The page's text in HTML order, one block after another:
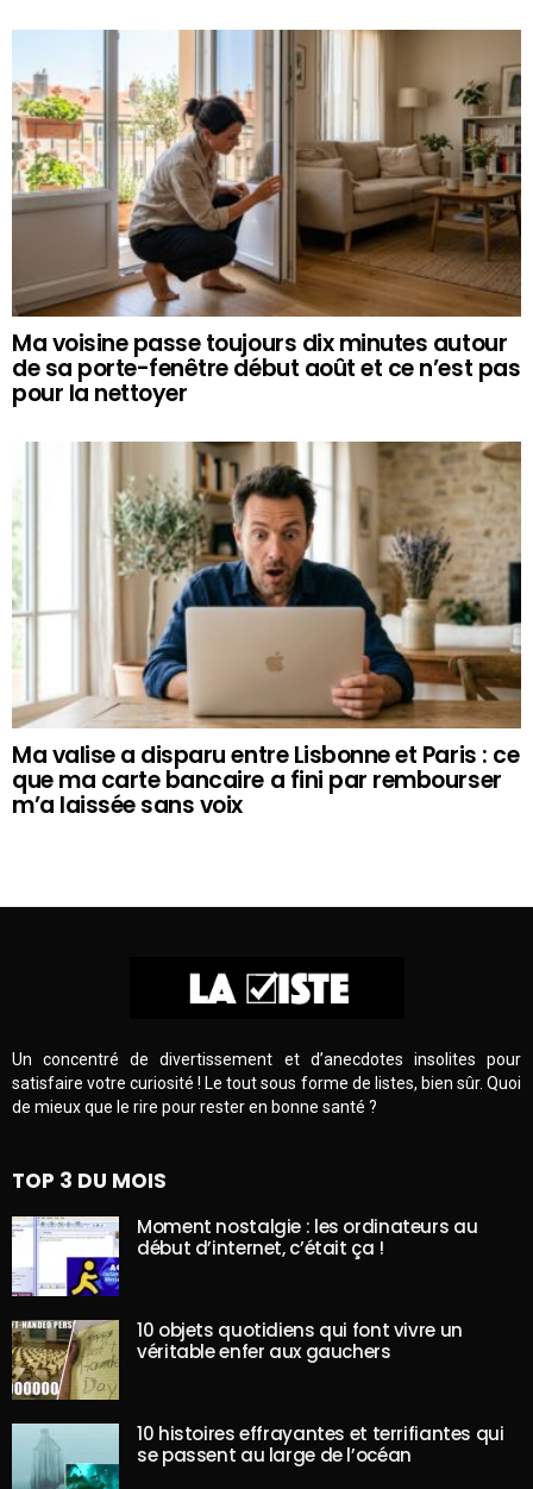
Ma voisine passe toujours dix minutes autour
de sa porte-fenêtre début août et ce n’est pas
pour la nettoyer
Ma valise a disparu entre Lisbonne et Paris : ce
que ma carte bancaire a fini par rembourser
m’a laissée sans voix
Un concentré de divertissement et d’anecdotes insolites pour
satisfaire votre curiosité ! Le tout sous forme de listes, bien sûr. Quoi
de mieux que le rire pour rester en bonne santé ?
TOP 3 DU MOIS
Moment nostalgie : les ordinateurs au
début d’internet, c’était ça !
10 objets quotidiens qui font vivre un
véritable enfer aux gauchers
10 histoires effrayantes et terrifiantes qui
se passent au large de l’océan